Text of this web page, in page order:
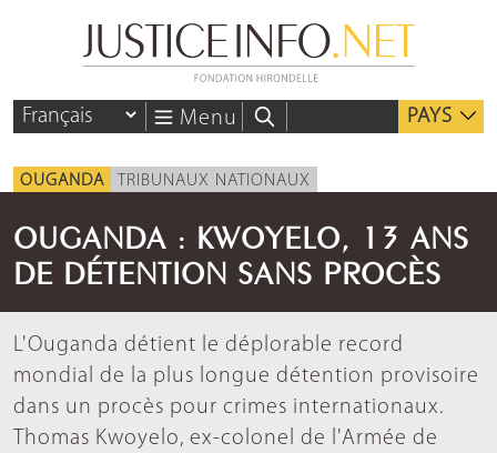
Menu PAYS
OUGANDA TRIBUNAUX NATIONAUX
OUGANDA : KWOYELO, 13 ANS
DE DÉTENTION SANS PROCÈS
L'Ouganda détient le déplorable record
mondial de la plus longue détention provisoire
dans un procès pour crimes internationaux.
Thomas Kwoyelo, ex-colonel de l'Armée de